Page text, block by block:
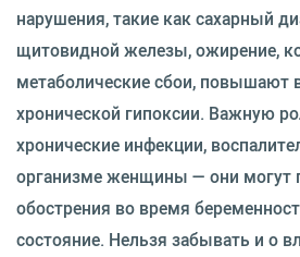
нарушения, такие как сахарный
щитовидной железы, ожирение,
метаболические сбои, повышают
хронической гипоксии. Важную
хронические инфекции,
организме женщины — они могут
обострения во время
состояние. Нельзя забывать и о